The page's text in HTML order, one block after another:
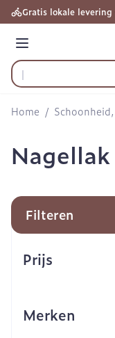
Ga naar de inhoud
Gratis lokale
Menu
Product, merk,
Home /
Nagellak
Filteren
Prijs
Merken